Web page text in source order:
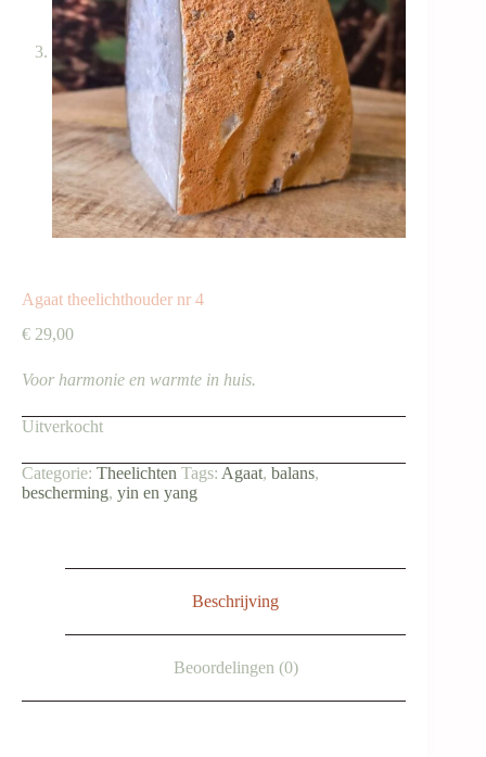
Agaat theelichthouder nr 4
€ 29,00
Voor harmonie en warmte in huis.
Uitverkocht
Categorie: Theelichten Tags: Agaat, balans,
bescherming, yin en yang
Beschrijving
Beoordelingen (0)